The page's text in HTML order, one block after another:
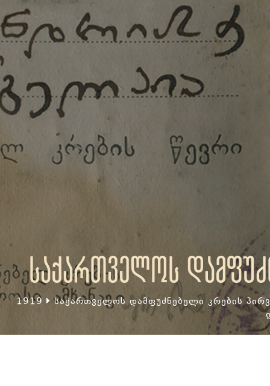
საქართველოს
1919
საქართველოს დამფუძნებელი კრების